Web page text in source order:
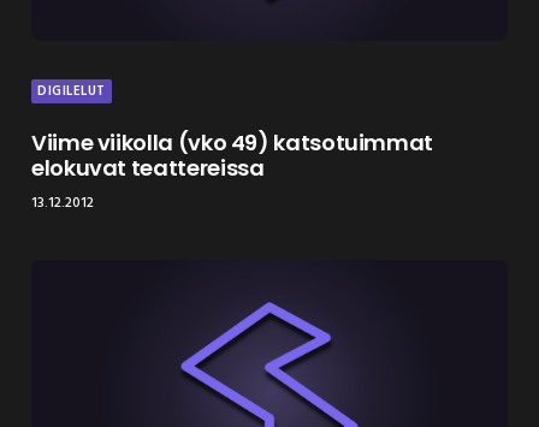
DIGILELUT
Viime viikolla (vko 49) katsotuimmat
elokuvat teattereissa
13.12.2012